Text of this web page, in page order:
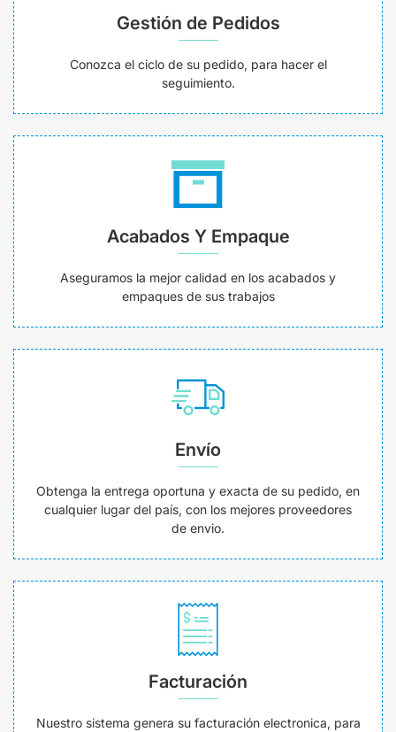
Gestión de Pedidos
Conozca el ciclo de su pedido, para hacer el
seguimiento.
Acabados Y Empaque
Aseguramos la mejor calidad en los acabados y
empaques de sus trabajos
Envío
Obtenga la entrega oportuna y exacta de su pedido, en
cualquier lugar del país, con los mejores proveedores
de envio.
Facturación
Nuestro sistema genera su facturación electronica, para